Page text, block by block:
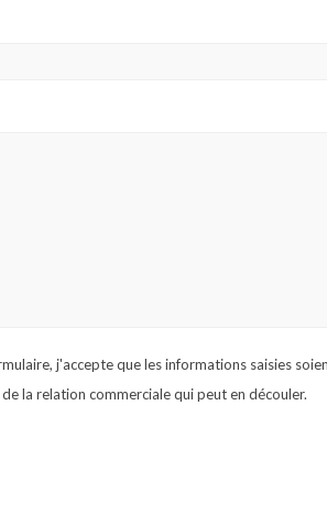
j'accepte que les informations saisies
la relation commerciale qui peut en découler.